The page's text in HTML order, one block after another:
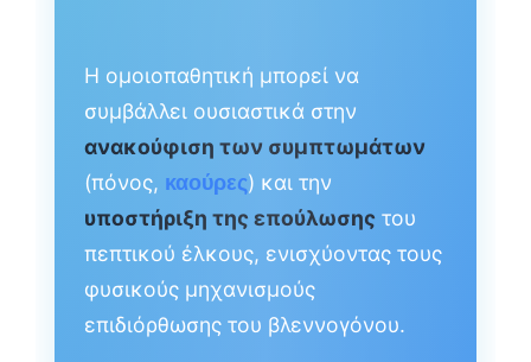
Η ομοιοπαθητική μπορεί να
συμβάλλει ουσιαστικά στην
ανακούφιση των συμπτωμάτων
(πόνος, καούρες) και την
υποστήριξη της επούλωσης του
πεπτικού έλκους, ενισχύοντας τους
φυσικούς μηχανισμούς
επιδιόρθωσης του βλεννογόνου.